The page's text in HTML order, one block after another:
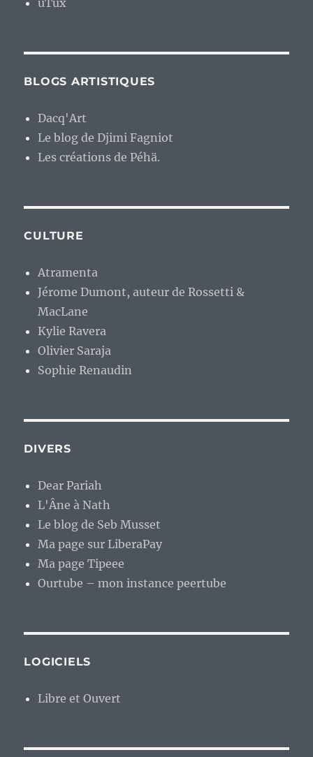
BLOGS ARTISTIQUES
Dacq'Art
Le blog de Djimi Fagniot
Les créations de Péhä.
CULTURE
Atramenta
Jérome Dumont, auteur de Rossetti &
MacLane
Kylie Ravera
Olivier Saraja
Sophie Renaudin
DIVERS
Dear Pariah
L'Âne à Nath
Le blog de Seb Musset
Ma page sur LiberaPay
Ma page Tipeee
Ourtube – mon instance peertube
LOGICIELS
Libre et Ouvert